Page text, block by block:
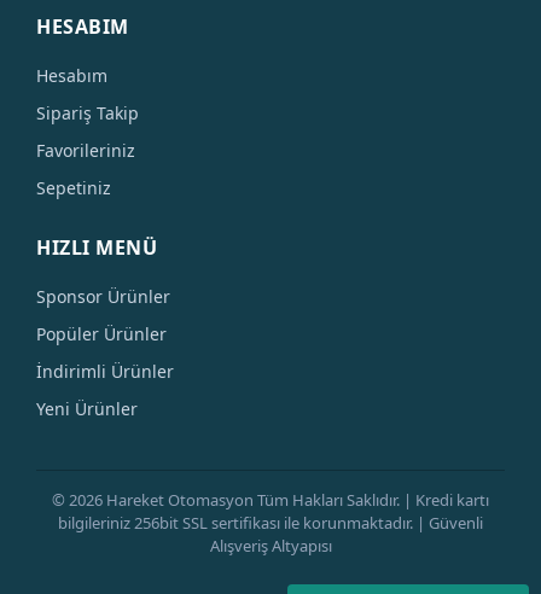
HESABIM
Hesabım
Sipariş Takip
Favorileriniz
Sepetiniz
HIZLI MENÜ
Sponsor Ürünler
Popüler Ürünler
İndirimli Ürünler
Yeni Ürünler
© 2026 Hareket Otomasyon Tüm Hakları Saklıdır. | Kredi kartı
bilgileriniz 256bit SSL sertifikası ile korunmaktadır. | Güvenli
Alışveriş Altyapısı